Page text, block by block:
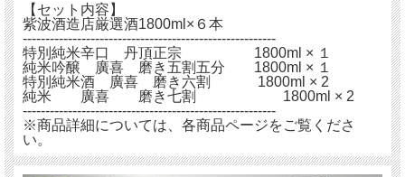
【セット内容】
紫波酒造店厳選酒1800ml×６本
--------------------------------------------------------
特別純米辛口 丹頂正宗 1800ml × １
純米吟醸 廣喜 磨き五割五分 1800ml × １
特別純米酒 廣喜 磨き六割 1800ml × 2
純米 廣喜 磨き七割 1800ml × 2
--------------------------------------------------------
※商品詳細については、各商品ページをご覧くださ
い。